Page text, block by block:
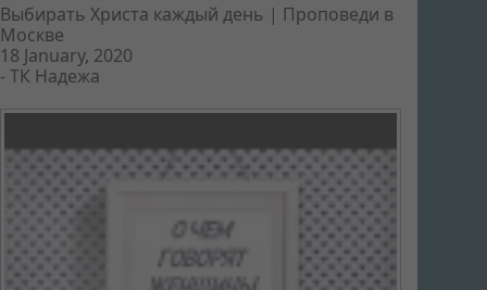
Выбирать Христа каждый день | Проповеди в
Москве
18 January, 2020
-ТК Надежа